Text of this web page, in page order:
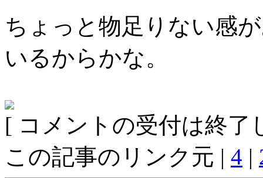
ちょっと物足りない感
いるからかな。
[ コメントの受付は終了
この記事のリンク元 | 4 |